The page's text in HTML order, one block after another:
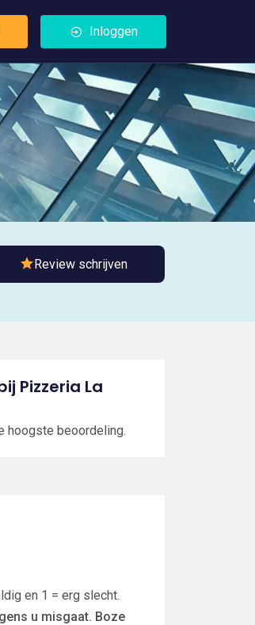
Inloggen
Review schrijven
Pizzeria La
hoogste beoordeling.
en 1 = erg slecht.
u misgaat. Boze